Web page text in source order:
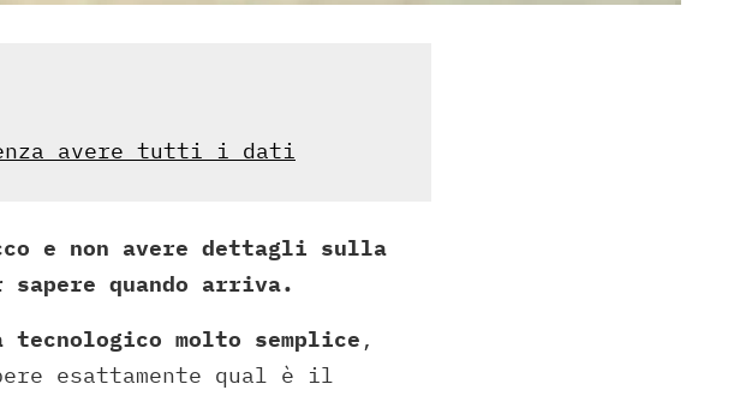
avere tutti i dati
e non avere dettagli sulla
quando arriva.
tecnologico molto semplice ,
esattamente qual è il